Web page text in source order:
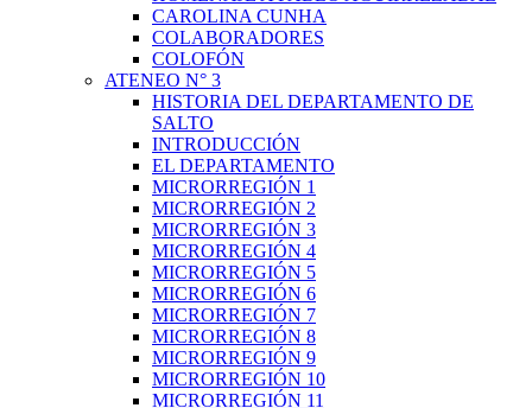
CAROLINA CUNHA
COLABORADORES
COLOFÓN
ATENEO N° 3
HISTORIA DEL DEPARTAMENTO DE
SALTO
INTRODUCCIÓN
EL DEPARTAMENTO
MICRORREGIÓN 1
MICRORREGIÓN 2
MICRORREGIÓN 3
MICRORREGIÓN 4
MICRORREGIÓN 5
MICRORREGIÓN 6
MICRORREGIÓN 7
MICRORREGIÓN 8
MICRORREGIÓN 9
MICRORREGIÓN 10
MICRORREGIÓN 11